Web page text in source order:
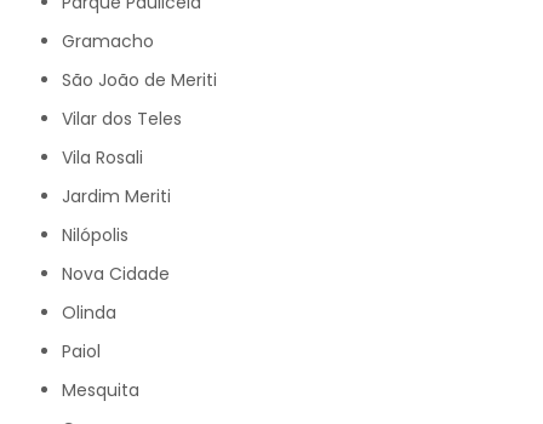
Gramacho
São João de Meriti
Vilar dos Teles
Vila Rosali
Jardim Meriti
Nilópolis
Nova Cidade
Olinda
Paiol
Mesquita